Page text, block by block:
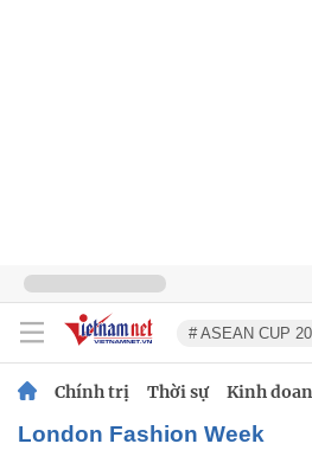
# ASEAN CUP
Chính trị Thời sự Kinh
London Fashion Week